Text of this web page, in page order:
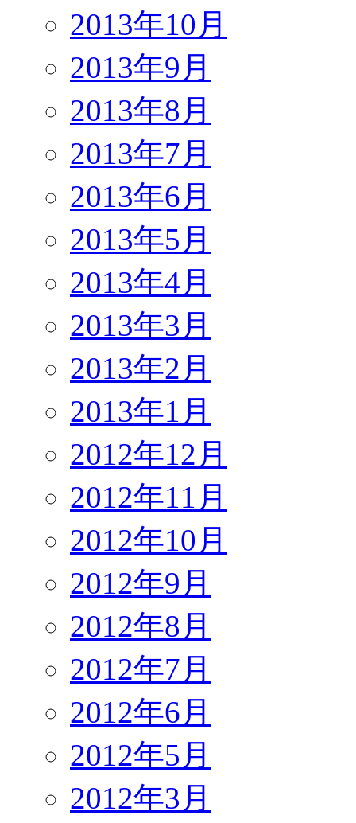
2013年10月
2013年9月
2013年8月
2013年7月
2013年6月
2013年5月
2013年4月
2013年3月
2013年2月
2013年1月
2012年12月
2012年11月
2012年10月
2012年9月
2012年8月
2012年7月
2012年6月
2012年5月
2012年3月